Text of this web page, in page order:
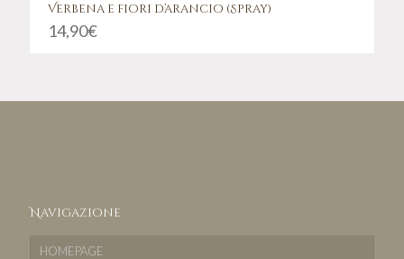
Verbena e fiori d’arancio (Spray)
14,90€
Navigazione
HOMEPAGE